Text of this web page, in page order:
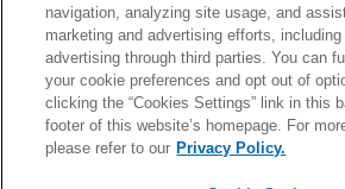
選手成績 About NFL
More NFL 特集
TOP お問い合わせ
navigation, analyzing site usage, and
marketing and advertising efforts, including
advertising through third parties. You can
your cookie preferences and opt out of
clicking the “Cookies Settings” link in this
footer of this website’s homepage. For
please refer to our Privacy Policy.